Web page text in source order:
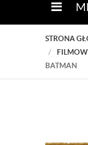
STRONA
BATMAN